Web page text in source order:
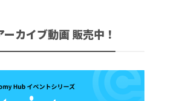
ーカイブ動画 販売中！